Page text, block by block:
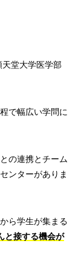
堂大学医学部
で幅広い学問に
の連携とチーム
ンターがありま
ら学生が集まる
と接する機会が